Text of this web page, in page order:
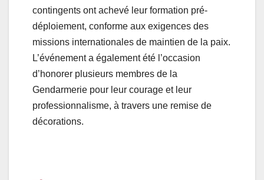
contingents ont achevé leur formation pré-
déploiement, conforme aux exigences des
missions internationales de maintien de la paix.
L’événement a également été l’occasion
d’honorer plusieurs membres de la
Gendarmerie pour leur courage et leur
professionnalisme, à travers une remise de
décorations.